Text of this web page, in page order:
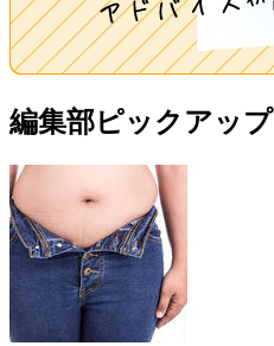
編集部ピックアップ